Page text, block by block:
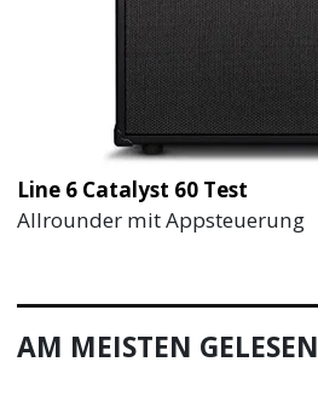
Line 6 Catalyst 60 Test
Allrounder mit Appsteuerung
AM MEISTEN GELESEN